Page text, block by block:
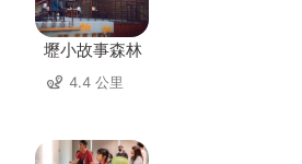
壢小故事森林
4.4 公里